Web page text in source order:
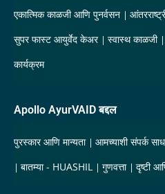
एकात्मिक काळजी आणि पुनर्वसन
सुपर फास्ट आयुर्वेद केअर
स्वास्थ काळजी
कार्यक्रम
Apollo AyurVAID बद्दल
पुरस्कार आणि मान्यता आमच्याशी संपर्क
बातम्या - HUASHIL
गुणवत्ता दृष्टी